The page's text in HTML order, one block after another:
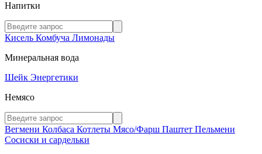
Напитки
Кисель Комбуча Лимонады
Минеральная вода
Шейк Энергетики
Немясо
Вегмени Колбаса Котлеты Мясо/Фарш Паштет Пельмени
Сосиски и сардельки